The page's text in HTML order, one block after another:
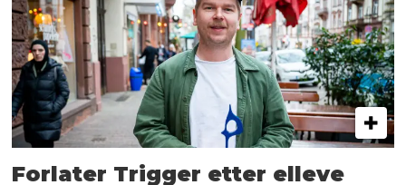
Forlater Trigger etter elleve